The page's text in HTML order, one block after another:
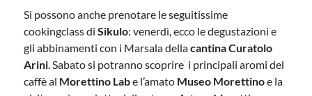
Si possono anche prenotare le seguitissime
cookingclass diSikulo: venerdì, ecco le degustazioni e
gli abbinamenti con i Marsala dellacantina Curatolo
Arini. Sabato si potranno scoprire i principali aromi del
caffè al Morettino Labe l’amato Museo Morettinoe la